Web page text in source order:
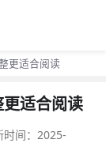
更适合阅读
适合阅读
时间：2025-